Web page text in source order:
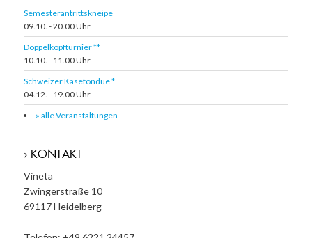
Semesterantrittskneipe
09.10. - 20.00 Uhr
Doppelkopfturnier **
10.10. - 11.00 Uhr
Schweizer Käsefondue *
04.12. - 19.00 Uhr
» alle Veranstaltungen
› KONTAKT
Vineta
Zwingerstraße 10
69117 Heidelberg